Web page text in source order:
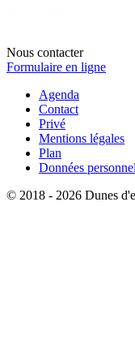
Nous contacter
Formulaire en ligne
Agenda
Contact
Privé
Mentions légales
Plan
Données
© 2018 - 2026 Dunes